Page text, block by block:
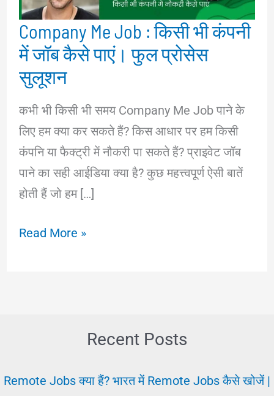
Company Me Job : किसी भी कंपनी
में जॉब कैसे पाएं। फुल प्रोसेस
सुलूशन
कभी भी किसी भी समय Company Me Job पाने के
लिए हम क्या कर सकते हैं? किस आधार पर हम किसी
कंपनि या फैक्ट्री में नौकरी पा सकते हैं? प्राइवेट जॉब
पाने का सही आईडिया क्या है? कुछ महत्त्वपूर्ण ऐसी बातें
होती हैं जो हम […]
Company
में
Read More »
Recent Posts
Remote Jobs क्या हैं? भारत में Remote Jobs कैसे खोजें |